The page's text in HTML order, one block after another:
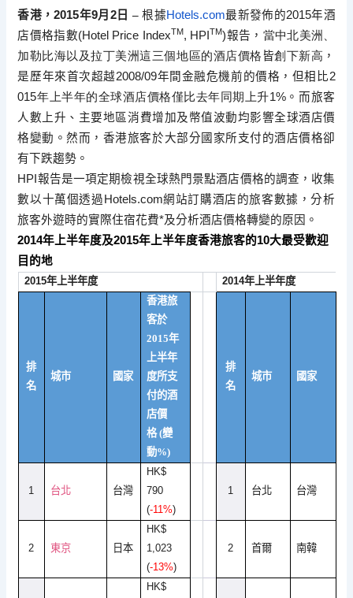
香港，2015年9月 2日 –根據Hotels.com最新發佈的2015年酒
店價格指數(Hotel Price IndexTM, HPI TM)報告， 當中北美洲、
加勒比海以及拉丁美洲這三個地區的酒店價格皆創下新高 ，
是歷年來首次超越2008/09年間金融危機前的價格，但相比2
015年上半年的全球酒店價格僅比去年同期上升1%。 而旅客
人數上升、 主要地區消費增加及幣值波動均影響全球酒店價
格變動。然而， 香港旅客於大部分國家所支付的酒店價格卻
有下跌趨勢。
HPI 報告是一項定期檢視全球熱門景點酒店價格的調查， 收集
數以十萬個透過 Hotels.com網站訂購酒店的旅客數據 ，分析
旅客外遊時的實際住宿花費*及分析酒店價格轉變的原因。
2014年上半年度及2015年上半年度香港旅客的10大最受歡迎
目的地
2015年上半年度 2014年上半年度
排
名
城市 國家
香港旅
客於
2015年
上半年
度所支
付的酒
店價
格(變
動%)
排
名
城市 國家
1 台北 台灣
HK$
790
(-11%)
1 台北 台灣
2 東京 日本
HK$
1,023
(-13%)
2 首爾 南韓
HK$